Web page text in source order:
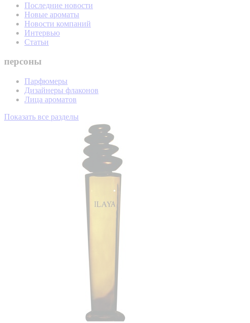
Последние новости
Новые ароматы
Новости компаний
Интервью
Статьи
персоны
Парфюмеры
Дизайнеры флаконов
Лица ароматов
Показать все разделы